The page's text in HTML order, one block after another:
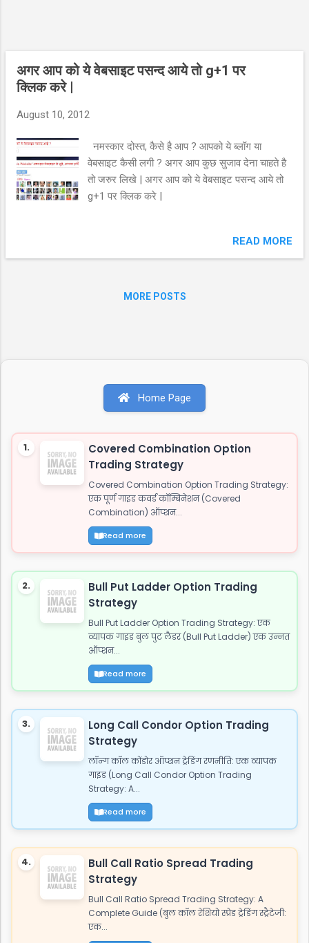
अगर आप को ये वेबसाइट पसन्द आये तो g+1 पर
क्लिक करे |
August 10, 2012
नमस्कार दोस्त, कैसे है आप ? आपको ये ब्लॉग या
वेबसाइट कैसी लगी ? अगर आप कुछ सुजाव देना चाहते है
तो जरुर लिखे | अगर आप को ये वेबसाइट पसन्द आये तो
g+1 पर क्लिक करे |
READ MORE
MORE POSTS
Home Page
1.
Covered Combination Option
Trading Strategy
Covered Combination Option Trading Strategy:
एक पूर्ण गाइड कवर्ड कॉम्बिनेशन (Covered
Combination) ऑप्शन...
Read more
2.
Bull Put Ladder Option Trading
Strategy
Bull Put Ladder Option Trading Strategy: एक
व्यापक गाइड बुल पुट लैडर (Bull Put Ladder) एक उन्नत
ऑप्शन...
Read more
3.
Long Call Condor Option Trading
Strategy
लॉन्ग कॉल कोंडोर ऑप्शन ट्रेडिंग रणनीति: एक व्यापक
गाइड (Long Call Condor Option Trading
Strategy: A...
Read more
4.
Bull Call Ratio Spread Trading
Strategy
Bull Call Ratio Spread Trading Strategy: A
Complete Guide (बुल कॉल रेशियो स्प्रेड ट्रेडिंग स्ट्रैटेजी:
एक...